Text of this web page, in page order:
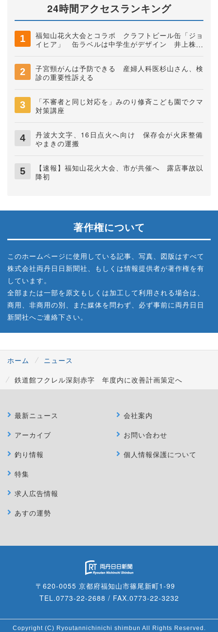
24時間アクセスランキング
福知山花火大会とコラボ クラフトビール缶「ジョ
イヒア」 缶ラベルは中学生がデザイン 井上株式
子宮頸がんは予防できる 産婦人科医杉山さん、検
診の重要性訴える
「不審者と同じ対応を」みのり修斉こども園でクマ
対策講座
丹波大文字、16日点火へ向け 保存会が火床整備
やまきの運搬
【速報】福知山花火大会、市が共催へ 露店事故以
降初
著作権について
このホームページに使用している記事、写真、図版はすべて
株式会社両丹日日新聞社、もしくは情報提供者が著作権を有
しています。
全部または一部を原文もしくは加工して利用される場合は、
商用、非商用の別、また媒体を問わず、必ず事前に両丹日日
新聞社へご連絡下さい。
ホーム
ニュース
鉄道館フクレル深刻赤字 年度内に改善計画策定へ
最新ニュース
アーカイブ
釣り情報
特集
求人広告情報
あすの運勢
会社案内
お問い合わせ
個人情報保護について
〒620-0055 京都府福知山市篠尾新町1-99
TEL.0773-22-2688 / FAX.0773-22-3232
Copyright (C) Ryoutannichinichi shimbun All Rights Reserved.